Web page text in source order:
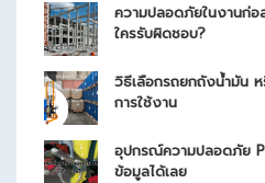
ความปลอดภัยในงานก่อ
ใครรับผิดชอบ?
วิธีเลือกรถยกถังน้ำมัน
การใช้งาน
อุปกรณ์ความปลอดภัย
ข้อมูลได้เลย